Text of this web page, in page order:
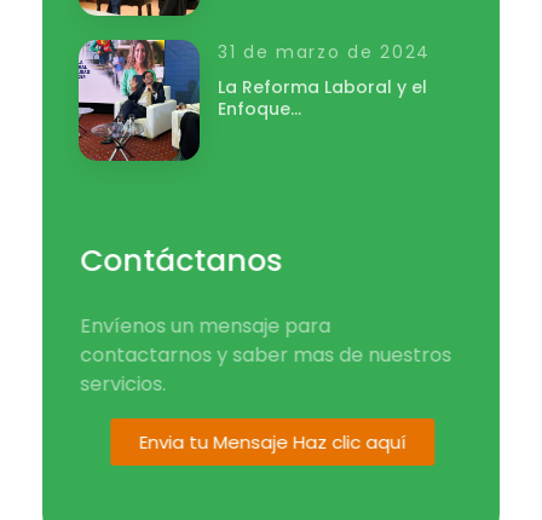
31 de marzo de 2024
La Reforma Laboral y el
Enfoque…
Contáctanos
Envíenos un mensaje para
contactarnos y saber mas de nuestros
servicios.
Envia tu Mensaje Haz clic aquí